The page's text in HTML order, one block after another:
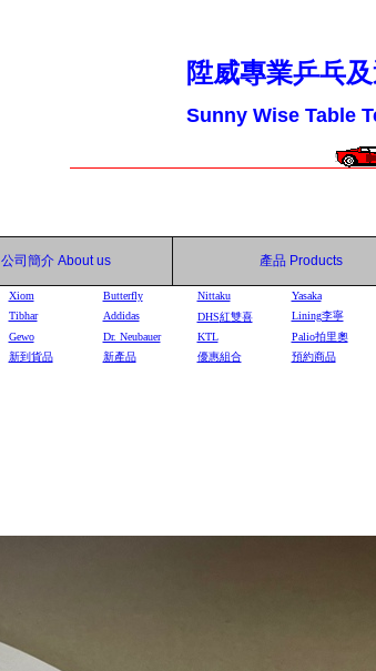
陞威專業乒乓
Sunny Wise Table
公司簡介 About us 產品 Products
Xiom Butterfly Nittaku Yasaka
Tibhar Addidas DHS紅雙喜 Lining李寧
Gewo Dr. Neubauer KTL Palio拍里奧
新到貨品 新產品 優惠組合 預約商品